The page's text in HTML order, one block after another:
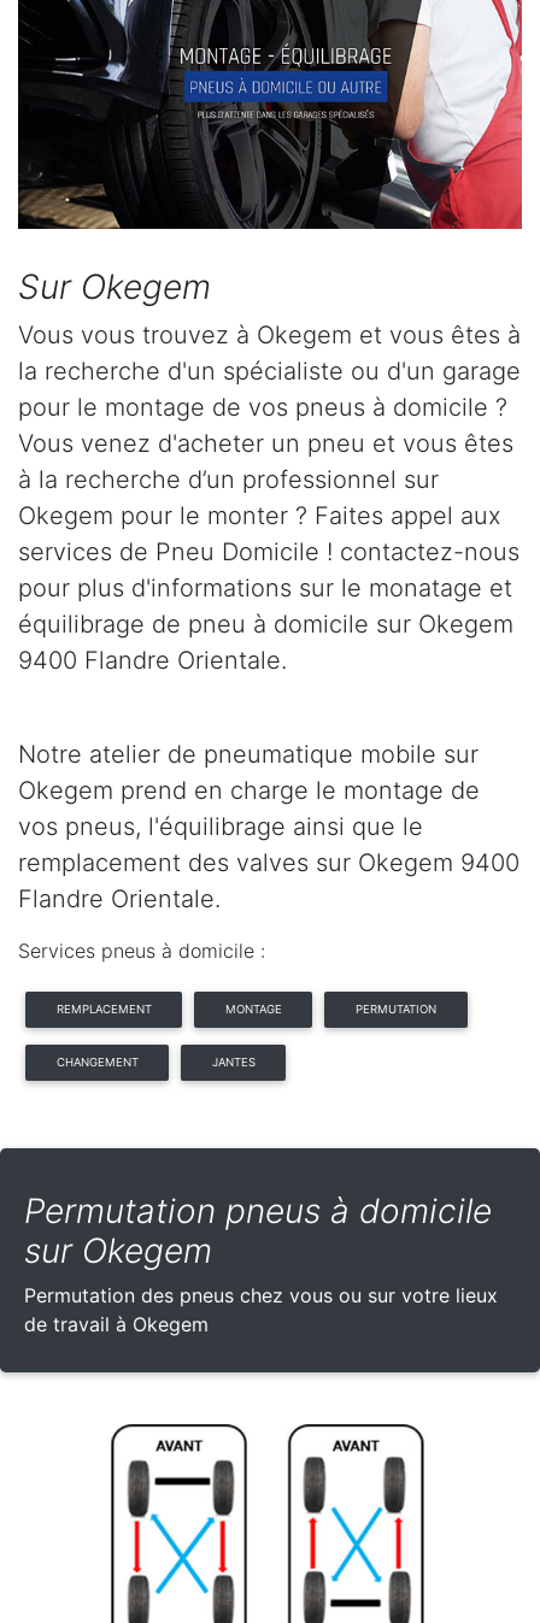
Sur Okegem
Vous vous trouvez à Okegem et vous êtes à
la recherche d'un spécialiste ou d'un garage
pour le montage de vos pneus à domicile ?
Vous venez d'acheter un pneu et vous êtes
à la recherche d’un professionnel sur
Okegem pour le monter ? Faites appel aux
services de Pneu Domicile ! contactez-nous
pour plus d'informations sur le monatage et
équilibrage de pneu à domicile sur Okegem
9400 Flandre Orientale.
Notre atelier de pneumatique mobile sur
Okegem prend en charge le montage de
vos pneus, l'équilibrage ainsi que le
remplacement des valves sur Okegem 9400
Flandre Orientale.
Services pneus à domicile :
REMPLACEMENT MONTAGE PERMUTATION
CHANGEMENT JANTES
Permutation pneus à domicile
sur Okegem
Permutation des pneus chez vous ou sur votre lieux
de travail à Okegem